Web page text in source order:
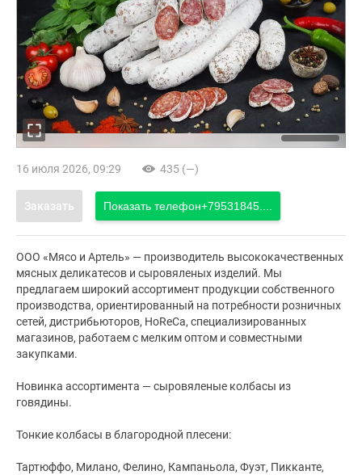
16 июля 2026, 09:29 435 (—)
Заказать Показать телефон+79531845....
ООО «Мясо и Артель» — производитель высококачественных
мясных деликатесов и сыровяленых изделий. Мы
предлагаем широкий ассортимент продукции собственного
производства, ориентированный на потребности розничных
сетей, дистрибьюторов, HoReCa, специализированных
магазинов, работаем с мелким оптом и совместными
закупками.
Новинка ассортимента — сыровяленые колбасы из
говядины.
Тонкие колбасы в благородной плесени:
Тартюффо, Милано, Фелино, Кампаньола, Фуэт, Пикканте,